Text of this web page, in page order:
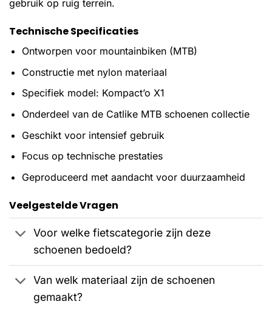
gebruik op ruig terrein.
Technische Specificaties
Ontworpen voor mountainbiken (MTB)
Constructie met nylon materiaal
Specifiek model: Kompact’o X1
Onderdeel van de Catlike MTB schoenen collectie
Geschikt voor intensief gebruik
Focus op technische prestaties
Geproduceerd met aandacht voor duurzaamheid
Veelgestelde Vragen
Voor welke fietscategorie zijn deze
schoenen bedoeld?
Van welk materiaal zijn de schoenen
gemaakt?